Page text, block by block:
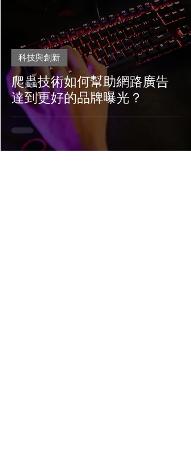
爬蟲技術如何幫助網路廣告
達到更好的品牌曝光？
科技與創新